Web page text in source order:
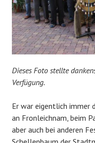
Dieses Foto stellte
Verfügung.
Er war eigentlich immer
an Fronleichnam, beim
aber auch bei anderen